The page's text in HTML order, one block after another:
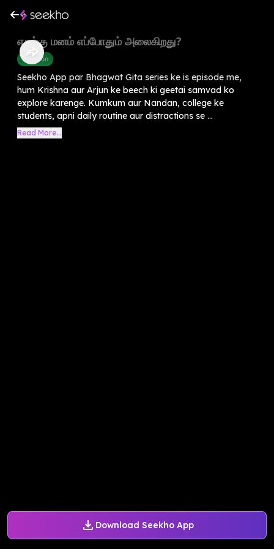
Download Seekho App
எதற்கு மனம் எப்போதும் அலைகிறது?
Devotion
Seekho App par Bhagwat Gita series ke is episode me,
hum Krishna aur Arjun ke beech ki geetai samvad ko
explore karenge. Kumkum aur Nandan, college ke
students, apni daily routine aur distractions se ...
Read More...